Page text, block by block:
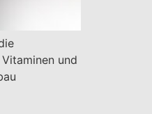
und